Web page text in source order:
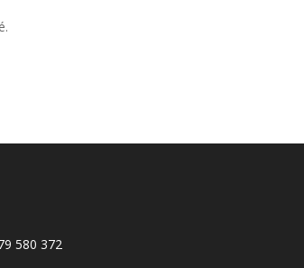
580 372